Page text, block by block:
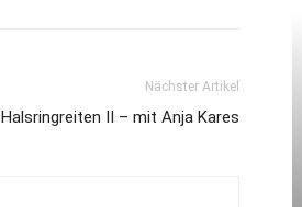
Nächster Artikel
Halsringreiten II – mit Anja Kares